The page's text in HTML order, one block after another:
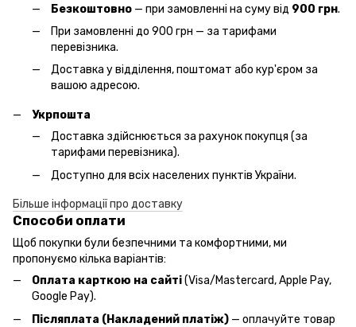
Безкоштовно — при замовленні на суму від 900 грн.
При замовленні до 900 грн — за тарифами
перевізника.
Доставка у відділення, поштомат або кур'єром за
вашою адресою.
Укрпошта
Доставка здійснюється за рахунок покупця (за
тарифами перевізника).
Доступно для всіх населених пунктів України.
Більше інформації про доставку
Способи оплати
Щоб покупки були безпечними та комфортними, ми
пропонуємо кілька варіантів:
Оплата карткою на сайті(Visa/Mastercard, Apple Pay,
Google Pay).
Післяплата (Накладений платіж) — оплачуйте товар